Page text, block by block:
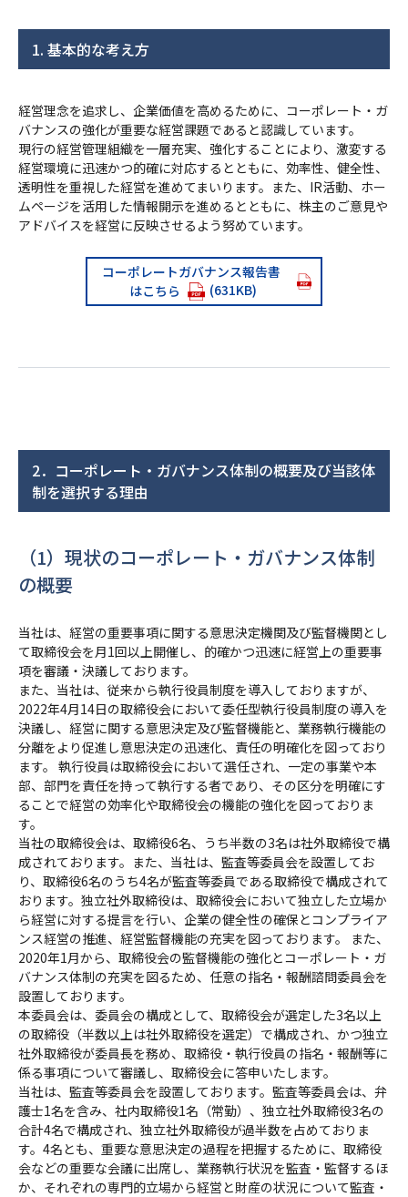
1. 基本的な考え方
経営理念を追求し、企業価値を高めるために、コーポレート・ガ
バナンスの強化が重要な経営課題であると認識しています。
現行の経営管理組織を一層充実、強化することにより、激変する
経営環境に迅速かつ的確に対応するとともに、効率性、健全性、
透明性を重視した経営を進めてまいります。また、IR活動、ホー
ムページを活用した情報開示を進めるとともに、株主のご意見や
アドバイスを経営に反映させるよう努めています。
コーポレートガバナンス報告書
はこちら
(631KB)
2．コーポレート・ガバナンス体制の概要及び当該体
制を選択する理由
（1）現状のコーポレート・ガバナンス体制
の概要
当社は、経営の重要事項に関する意思決定機関及び監督機関とし
て取締役会を月1回以上開催し、的確かつ迅速に経営上の重要事
項を審議・決議しております。
また、当社は、従来から執行役員制度を導入しておりますが、
2022年4月14日の取締役会において委任型執行役員制度の導入を
決議し、経営に関する意思決定及び監督機能と、業務執行機能の
分離をより促進し意思決定の迅速化、責任の明確化を図っており
ます。 執行役員は取締役会において選任され、一定の事業や本
部、部門を責任を持って執行する者であり、その区分を明確にす
ることで経営の効率化や取締役会の機能の強化を図っておりま
す。
当社の取締役会は、取締役6名、うち半数の3名は社外取締役で構
成されております。また、当社は、監査等委員会を設置してお
り、取締役6名のうち4名が監査等委員である取締役で構成されて
おります。独立社外取締役は、取締役会において独立した立場か
ら経営に対する提言を行い、企業の健全性の確保とコンプライア
ンス経営の推進、経営監督機能の充実を図っております。 また、
2020年1月から、取締役会の監督機能の強化とコーポレート・ガ
バナンス体制の充実を図るため、任意の指名・報酬諮問委員会を
設置しております。
本委員会は、委員会の構成として、取締役会が選定した3名以上
の取締役（半数以上は社外取締役を選定）で構成され、かつ独立
社外取締役が委員長を務め、取締役・執行役員の指名・報酬等に
係る事項について審議し、取締役会に答申いたします。
当社は、監査等委員会を設置しております。監査等委員会は、弁
護士1名を含み、社内取締役1名（常勤）、独立社外取締役3名の
合計4名で構成され、独立社外取締役が過半数を占めておりま
す。4名とも、重要な意思決定の過程を把握するために、取締役
会などの重要な会議に出席し、業務執行状況を監査・監督するほ
か、それぞれの専門的立場から経営と財産の状況について監査・